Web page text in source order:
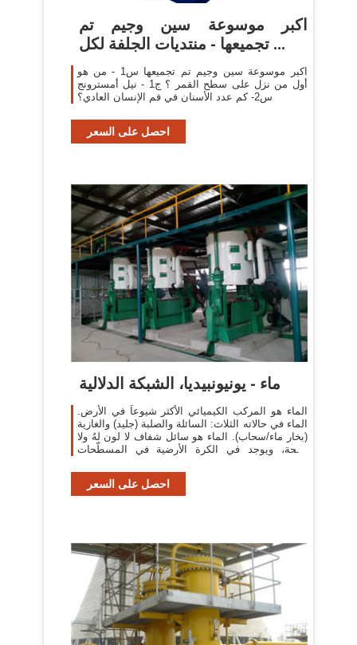
اكبر موسوعة سين وجيم تم
تجميعها - منتديات الجلفة لكل ...
اكبر موسوعة سين وجيم تم تجميعها س1 - من هو
أول من نزل على سطح القمر ؟ ج1 - نيل أمسترونج
س2- كم عدد الأسنان في فم الإنسان العادي؟
احصل على السعر
ماء - يونيونبيديا، الشبكة الدلالية
الماء هو المركب الكيميائي الأكثر شيوعاً في الأرض.
الماء في حالاته الثلاث: السائلة والصلبة (جليد) والغازية
(بخار ماء/سحاب). الماء هو سائل شفاف لا لون لهُ ولا
رائحة، ويوجد في الكرة الأرضية في المسطّحات
احصل على السعر